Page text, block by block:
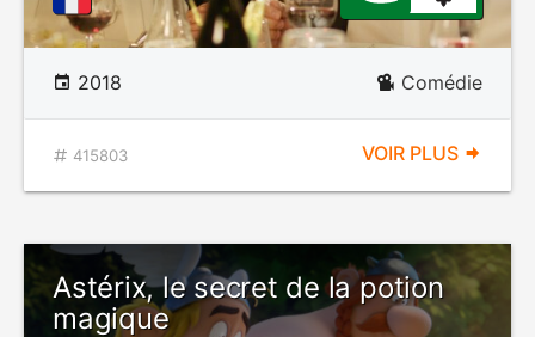
2018 Comédie
415803 VOIR PLUS
Astérix, le secret de la potion
magique